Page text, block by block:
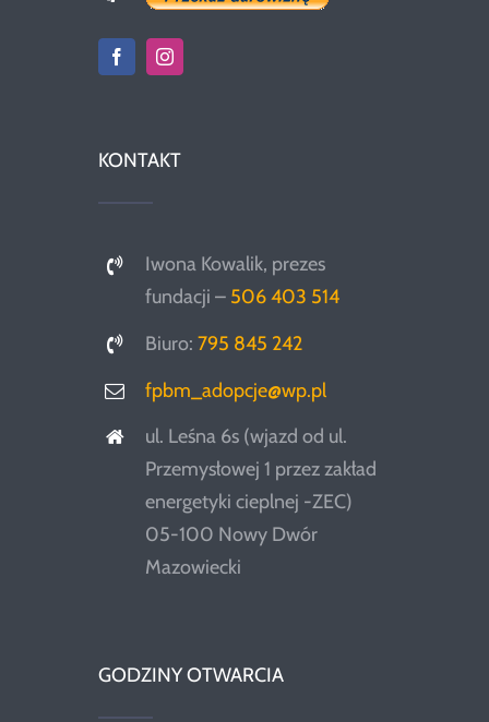
KONTAKT
Iwona Kowalik, prezes
fundacji – 506 403 514
Biuro:795 845 242
fpbm_adopcje@wp.pl
ul. Leśna 6s (wjazd od ul.
Przemysłowej 1 przez zakład
energetyki cieplnej -ZEC)
05-100 Nowy Dwór
Mazowiecki
GODZINY OTWARCIA